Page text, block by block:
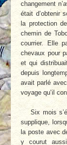
changement
était d’obtenir
la protection
chemin de
courrier. Elle
chevaux pour
et qui
depuis
avait parlé
voyage qu’il
Six mois
supplique,
la poste avec
y courut